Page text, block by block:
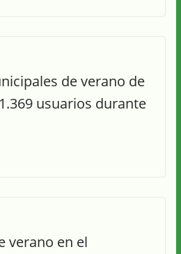
de verano de
usuarios durante
verano en el